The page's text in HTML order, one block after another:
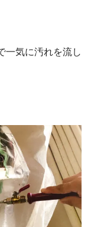
一気に汚れを流し